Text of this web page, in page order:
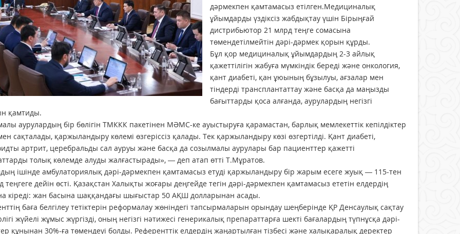
дәрмекпен қамтамасыз етілген.Медициналық
ұйымдарды үздіксіз жабдықтау үшін Бірыңғай
дистрибьютор 21 млрд теңге сомасына
төмендетілмейтін дәрі-дәрмек қорын құрды.
Бұл қор медициналық ұйымдардың 2-3 айлық
қажеттілігін жабуға мүмкіндік береді және онкология,
қант диабеті, қан ұюының бұзылуы, ағзалар мен
тіндерді трансплантаттау және басқа да маңызды
бағыттарды қоса алғанда, аурулардың негізгі
қамтиды.
аурулардың бір бөлігін ТМККК пакетінен МӘМС-ке ауыстыруға қарамастан, барлық мемлекеттік кепілдіктер
сақталады, қаржыландыру көлемі өзгеріссіз қалады. Тек қаржыландыру көзі өзгертілді. Қант диабеті,
артрит, церебральды сал ауруы және басқа да созылмалы аурулары бар пациенттер қажетті
толық көлемде алуды жалғастырады», — деп атап өтті Т.Мұратов.
ішінде амбулаториялық дәрі-дәрмекпен қамтамасыз етуді қаржыландыру бір жарым есеге жуық — 115-тен
теңгеге дейін өсті. Қазақстан Халықты жоғары деңгейде тегін дәрі-дәрмекпен қамтамасыз ететін елдердің
кіреді: жан басына шаққандағы шығыстар 50 АҚШ долларынан асады.
баға белгілеу тетіктерін реформалау жөніндегі тапсырмаларын орындау шеңберінде ҚР Денсаулық сақтау
жүйелі жұмыс жүргізді, оның негізгі нәтижесі генерикалық препараттарға шекті бағалардың түпнұсқа дәрі-
құнынан 30%-ға төмендеуі болды. Референттік елдердің жаңартылған тізбесі және халықаралық деректер